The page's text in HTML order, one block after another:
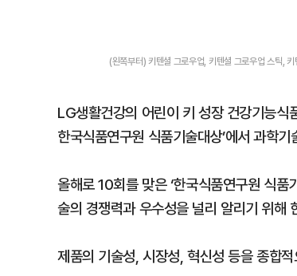
(왼쪽부터) 키텐셜 그로우업, 키텐셜 그로우업 스틱,
LG생활건강의 어린이 키 성장 건강기능
한국식품연구원 식품기술대상’에서 과학
올해로 10회를 맞은 ‘한국식품연구원 식품
술의 경쟁력과 우수성을 널리 알리기 위
제품의 기술성, 시장성, 혁신성 등을 종합